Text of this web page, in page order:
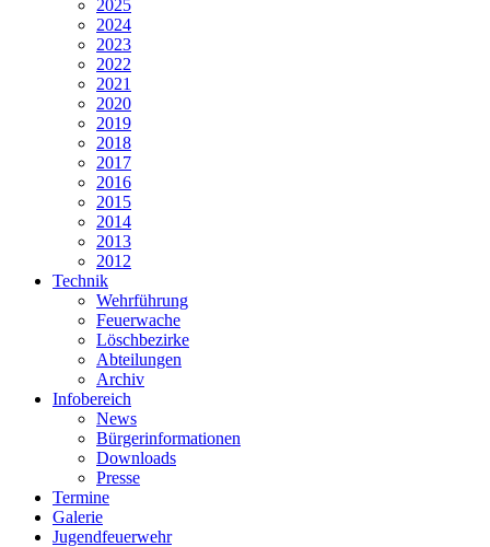
2025
2024
2023
2022
2021
2020
2019
2018
2017
2016
2015
2014
2013
2012
Technik
Wehrführung
Feuerwache
Löschbezirke
Abteilungen
Archiv
Infobereich
News
Bürgerinformationen
Downloads
Presse
Termine
Galerie
Jugendfeuerwehr